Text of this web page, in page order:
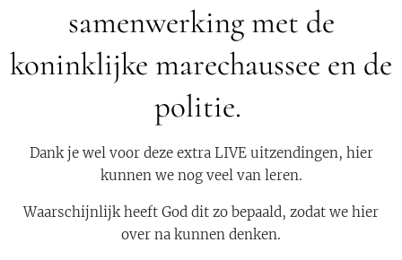
samenwerking met de
koninklijke marechaussee en de
politie.
Dank je wel voor deze extra LIVE uitzendingen, hier
kunnen we nog veel van leren.
Waarschijnlijk heeft God dit zo bepaald, zodat we hier
over na kunnen denken.